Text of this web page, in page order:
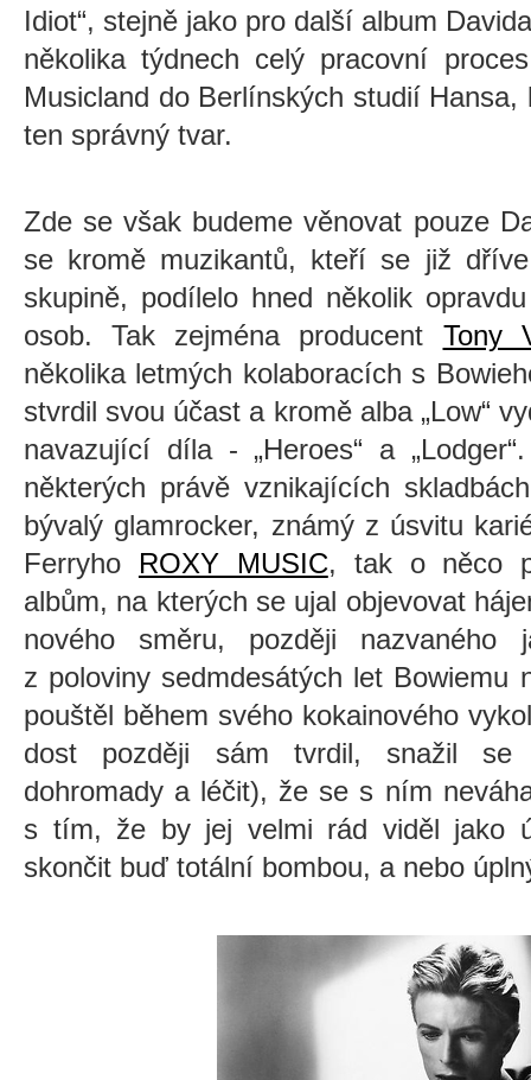
Idiot“, stejně jako pro další album
několika týdnech celý pracovní
Musicland do Berlínských studií
ten správný tvar.
Zde se však budeme věnovat pouze
se kromě muzikantů, kteří se již
skupině, podílelo hned několik
osob. Tak zejména producent Tony
několika letmých kolaboracích s
stvrdil svou účast a kromě alba „Low“
navazující díla - „Heroes“ a
některých právě vznikajících
bývalý glamrocker, známý z úsvitu
Ferryho ROXY MUSIC, tak o něco
albům, na kterých se ujal objevovat
nového směru, později nazvaného
z poloviny sedmdesátých let Bowiemu
pouštěl během svého kokainového
dost později sám tvrdil, snažil se
dohromady a léčit), že se s ním
s tím, že by jej velmi rád viděl jako
skončit buď totální bombou, a nebo